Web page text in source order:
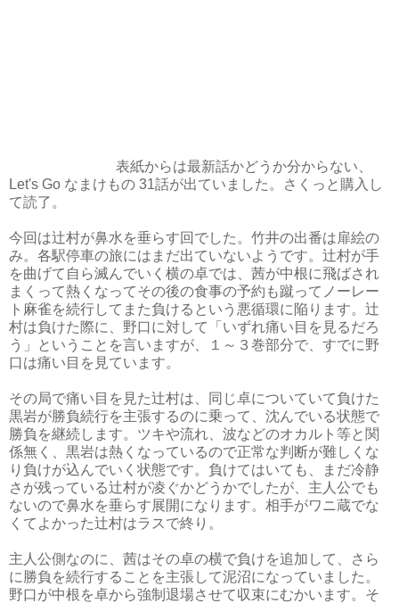
表紙からは最新話かどうか分からない、
Let's Go なまけもの 31話が出ていました。さくっと購入し
て読了。
今回は辻村が鼻水を垂らす回でした。竹井の出番は扉絵の
み。各駅停車の旅にはまだ出ていないようです。辻村が手
を曲げて自ら滅んでいく横の卓では、茜が中根に飛ばされ
まくって熱くなってその後の食事の予約も蹴ってノーレー
ト麻雀を続行してまた負けるという悪循環に陥ります。辻
村は負けた際に、野口に対して「いずれ痛い目を見るだろ
う」ということを言いますが、１～３巻部分で、すでに野
口は痛い目を見ています。
その局で痛い目を見た辻村は、同じ卓についていて負けた
黒岩が勝負続行を主張するのに乗って、沈んでいる状態で
勝負を継続します。ツキや流れ、波などのオカルト等と関
係無く、黒岩は熱くなっているので正常な判断が難しくな
り負けが込んでいく状態です。負けてはいても、まだ冷静
さが残っている辻村が凌ぐかどうかでしたが、主人公でも
ないので鼻水を垂らす展開になります。相手がワニ蔵でな
くてよかった辻村はラスで終り。
主人公側なのに、茜はその卓の横で負けを追加して、さら
に勝負を続行することを主張して泥沼になっていました。
野口が中根を卓から強制退場させて収束にむかいます。そ